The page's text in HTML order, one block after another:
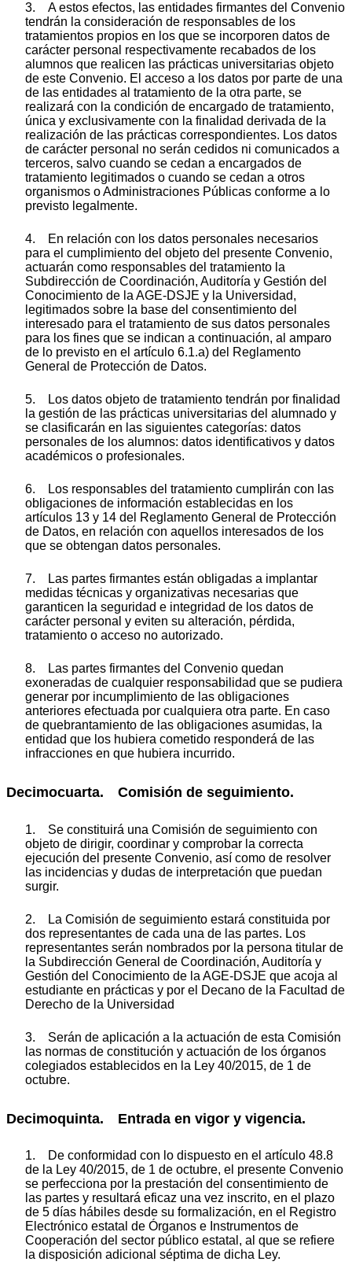
3. A estos efectos, las entidades firmantes del Convenio
tendrán la consideración de responsables de los
tratamientos propios en los que se incorporen datos de
carácter personal respectivamente recabados de los
alumnos que realicen las prácticas universitarias objeto
de este Convenio. El acceso a los datos por parte de una
de las entidades al tratamiento de la otra parte, se
realizará con la condición de encargado de tratamiento,
única y exclusivamente con la finalidad derivada de la
realización de las prácticas correspondientes. Los datos
de carácter personal no serán cedidos ni comunicados a
terceros, salvo cuando se cedan a encargados de
tratamiento legitimados o cuando se cedan a otros
organismos o Administraciones Públicas conforme a lo
previsto legalmente.
4. En relación con los datos personales necesarios
para el cumplimiento del objeto del presente Convenio,
actuarán como responsables del tratamiento la
Subdirección de Coordinación, Auditoría y Gestión del
Conocimiento de la AGE-DSJE y la Universidad,
legitimados sobre la base del consentimiento del
interesado para el tratamiento de sus datos personales
para los fines que se indican a continuación, al amparo
de lo previsto en el artículo 6.1.a) del Reglamento
General de Protección de Datos.
5. Los datos objeto de tratamiento tendrán por finalidad
la gestión de las prácticas universitarias del alumnado y
se clasificarán en las siguientes categorías: datos
personales de los alumnos: datos identificativos y datos
académicos o profesionales.
6. Los responsables del tratamiento cumplirán con las
obligaciones de información establecidas en los
artículos 13 y 14 del Reglamento General de Protección
de Datos, en relación con aquellos interesados de los
que se obtengan datos personales.
7. Las partes firmantes están obligadas a implantar
medidas técnicas y organizativas necesarias que
garanticen la seguridad e integridad de los datos de
carácter personal y eviten su alteración, pérdida,
tratamiento o acceso no autorizado.
8. Las partes firmantes del Convenio quedan
exoneradas de cualquier responsabilidad que se pudiera
generar por incumplimiento de las obligaciones
anteriores efectuada por cualquiera otra parte. En caso
de quebrantamiento de las obligaciones asumidas, la
entidad que los hubiera cometido responderá de las
infracciones en que hubiera incurrido.
Decimocuarta. Comisión de seguimiento.
1. Se constituirá una Comisión de seguimiento con
objeto de dirigir, coordinar y comprobar la correcta
ejecución del presente Convenio, así como de resolver
las incidencias y dudas de interpretación que puedan
surgir.
2. La Comisión de seguimiento estará constituida por
dos representantes de cada una de las partes. Los
representantes serán nombrados por la persona titular de
la Subdirección General de Coordinación, Auditoría y
Gestión del Conocimiento de la AGE-DSJE que acoja al
estudiante en prácticas y por el Decano de la Facultad de
Derecho de la Universidad
3. Serán de aplicación a la actuación de esta Comisión
las normas de constitución y actuación de los órganos
colegiados establecidos en la Ley 40/2015, de 1 de
octubre.
Decimoquinta. Entrada en vigor y vigencia.
1. De conformidad con lo dispuesto en el artículo 48.8
de la Ley 40/2015, de 1 de octubre, el presente Convenio
se perfecciona por la prestación del consentimiento de
las partes y resultará eficaz una vez inscrito, en el plazo
de 5 días hábiles desde su formalización, en el Registro
Electrónico estatal de Órganos e Instrumentos de
Cooperación del sector público estatal, al que se refiere
la disposición adicional séptima de dicha Ley.